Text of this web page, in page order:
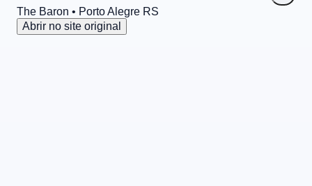
The Baron • Porto Alegre RS
Abrir no site original